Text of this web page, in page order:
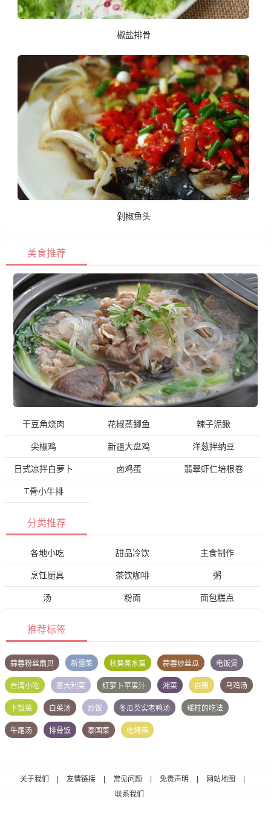
椒盐排骨
剁椒鱼头
美食推荐
干豆角烧肉 花椒蒸鲫鱼 辣子泥鳅
尖椒鸡 新疆大盘鸡 洋葱拌纳豆
日式凉拌白萝卜 卤鸡蛋 翡翠虾仁培根卷
T骨小牛排
分类推荐
各地小吃 甜品冷饮 主食制作
烹饪厨具 茶饮咖啡 粥
汤 粉面 面包糕点
推荐标签
蒜蓉粉丝扇贝 新疆菜 秋葵蒸水蛋 蒜蓉炒丝瓜 电饭煲
台湾小吃 意大利菜 红萝卜苹果汁 湘菜 自酿 乌鸡汤
下饭菜 白菜汤 炒饭 冬瓜芡实老鸭汤 瑶柱的吃法
牛尾汤 排骨饭 泰国菜 电烤箱
关于我们 | 友情链接 | 常见问题 | 免责声明 | 网站地图
|
联系我们